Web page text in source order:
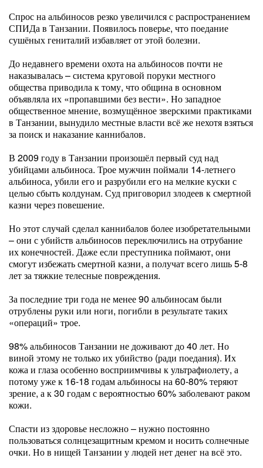
Спрос на альбиносов резко увеличился с распространением
СПИДа в Танзании. Появилось поверье, что поедание
сушёных гениталий избавляет от этой болезни.
До недавнего времени охота на альбиносов почти не
наказывалась – система круговой поруки местного
общества приводила к тому, что община в основном
объявляла их «пропавшими без вести». Но западное
общественное мнение, возмущённое зверскими практиками
в Танзании, вынудило местные власти всё же нехотя взяться
за поиск и наказание каннибалов.
В 2009 году в Танзании произошёл первый суд над
убийцами альбиноса. Трое мужчин поймали 14-летнего
альбиноса, убили его и разрубили его на мелкие куски с
целью сбыть колдунам. Суд приговорил злодеев к смертной
казни через повешение.
Но этот случай сделал каннибалов более изобретательными
– они с убийств альбиносов переключились на отрубание
их конечностей. Даже если преступника поймают, они
смогут избежать смертной казни, а получат всего лишь 5-8
лет за тяжкие телесные повреждения.
За последние три года не менее 90 альбиносам были
отрублены руки или ноги, погибли в результате таких
«операций» трое.
98% альбиносов Танзании не доживают до 40 лет. Но
виной этому не только их убийство (ради поедания). Их
кожа и глаза особенно восприимчивы к ультрафиолету, а
потому уже к 16-18 годам альбиносы на 60-80% теряют
зрение, а к 30 годам с вероятностью 60% заболевают раком
кожи.
Спасти из здоровье несложно – нужно постоянно
пользоваться солнцезащитным кремом и носить солнечные
очки. Но в нищей Танзании у людей нет денег на всё это.